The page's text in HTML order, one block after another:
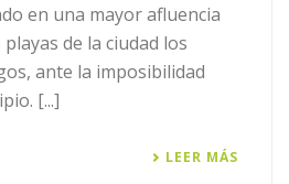
en una mayor afluencia
de la ciudad los
ante la imposibilidad
[...]
LEER MÁS